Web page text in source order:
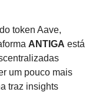
token Aave,
ANTIGA está
um pouco mais
traz insights